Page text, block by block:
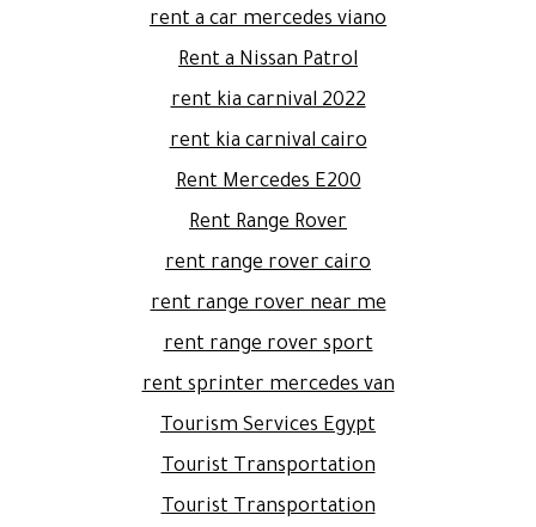
rent a car mercedes viano
Rent a Nissan Patrol
rent kia carnival 2022
rent kia carnival cairo
Rent Mercedes E200
Rent Range Rover
rent range rover cairo
rent range rover near me
rent range rover sport
rent sprinter mercedes van
Tourism Services Egypt
Tourist Transportation
Tourist Transportation